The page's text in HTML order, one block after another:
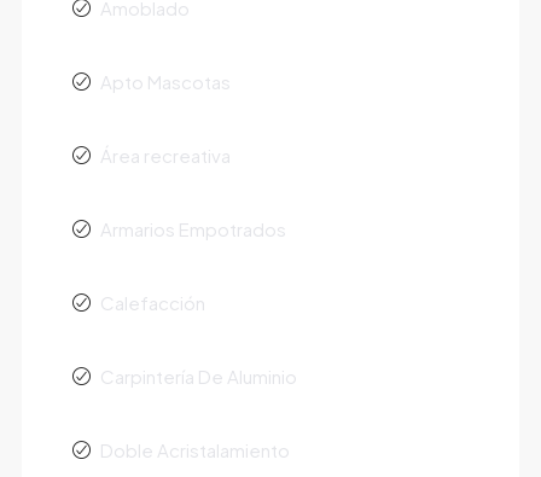
Amoblado
Apto Mascotas
Área recreativa
Armarios Empotrados
Calefacción
Carpintería De Aluminio
Doble Acristalamiento